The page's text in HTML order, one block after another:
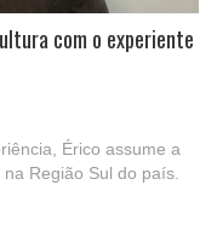
com o experiente
Érico assume a
Região Sul do país.